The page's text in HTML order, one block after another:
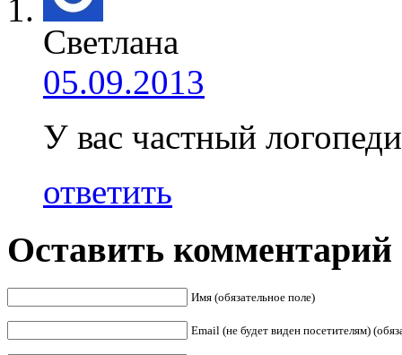
Светлана
05.09.2013
У вас частный
ответить
Оставить комментарий
Имя (обязательное поле)
Email (не будет виден посетителям)